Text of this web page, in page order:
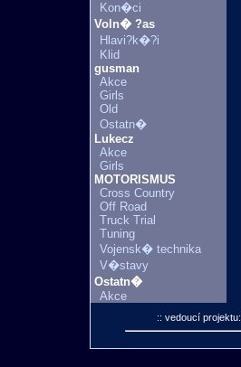
Kon�ci
Voln� ?as
Hlavi?k�?i
Klid
gusman
Akce
Girls
Old
Ostatn�
Lukecz
Akce
Girls
MOTORISMUS
Cross Country
Off Road
Truck Trial
Tuning
Vojensk� technika
V�stavy
Ostatn�
Akce
:: vedoucí projektu: